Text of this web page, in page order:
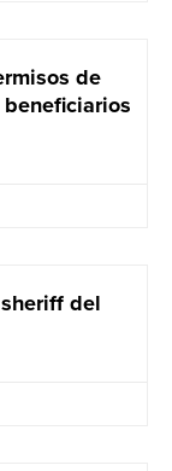
de
del